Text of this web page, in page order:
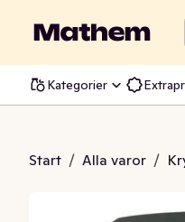
Kategorier
Start / Alla varor /
Paprika